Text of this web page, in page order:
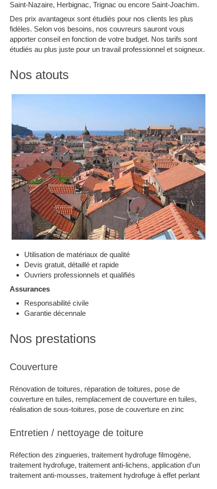
Saint-Nazaire, Herbignac, Trignac ou encore Saint-Joachim.
Des prix avantageux sont étudiés pour nos clients les plus
fidèles. Selon vos besoins, nos couvreurs sauront vous
apporter conseil en fonction de votre budget. Nos tarifs sont
étudiés au plus juste pour un travail professionnel et soigneux.
Nos atouts
Utilisation de matériaux de qualité
Devis gratuit, détaillé et rapide
Ouvriers professionnels et qualifiés
Assurances
Responsabilité civile
Garantie décennale
Nos prestations
Couverture
Rénovation de toitures, réparation de toitures, pose de
couverture en tuiles, remplacement de couverture en tuiles,
réalisation de sous-toitures, pose de couverture en zinc
Entretien / nettoyage de toiture
Réfection des zingueries, traitement hydrofuge filmogène,
traitement hydrofuge, traitement anti-lichens, application d'un
traitement anti-mousses, traitement hydrofuge à effet perlant